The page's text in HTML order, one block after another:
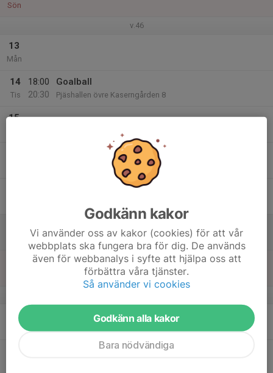
Sön
v.46
13
Mån
14
Tis
18:00
20:30
Goalball
Pjäshallen övre Kaserngården 8
15
Pjäshallen , Övre Kaserngården 8
22:00
Pjäshallen , Övre Kaserngården 8
08:00
SM i Goalball
Pjäshallen , Övre Kaserngården 8
20
Mån
Styrelsemöte
Godkänn kakor
Vi använder oss av kakor (cookies) för att vår
webbplats ska fungera bra för dig. De används
även för webbanalys i syfte att hjälpa oss att
förbättra våra tjänster.
Så använder vi cookies
Godkänn alla kakor
Bara nödvändiga